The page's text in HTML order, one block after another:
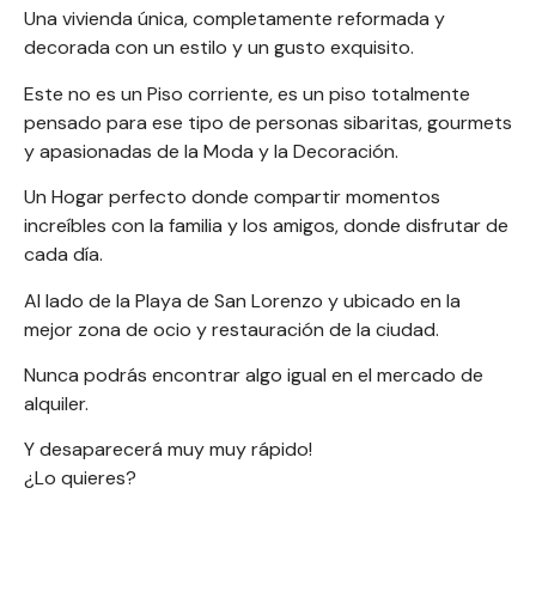
Una vivienda única, completamente reformada y
decorada con un estilo y un gusto exquisito.
Este no es un Piso corriente, es un piso totalmente
pensado para ese tipo de personas sibaritas, gourmets
y apasionadas de la Moda y la Decoración.
Un Hogar perfecto donde compartir momentos
increíbles con la familia y los amigos, donde disfrutar de
cada día.
Al lado de la Playa de San Lorenzo y ubicado en la
mejor zona de ocio y restauración de la ciudad.
Nunca podrás encontrar algo igual en el mercado de
alquiler.
Y desaparecerá muy muy rápido!
¿Lo quieres?